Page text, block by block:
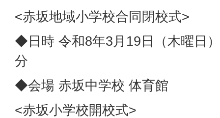
<赤坂地域小学校合同閉校式>
◆日時 令和8年3月19日（木曜日
分
◆会場 赤坂中学校 体育館
<赤坂小学校開校式>